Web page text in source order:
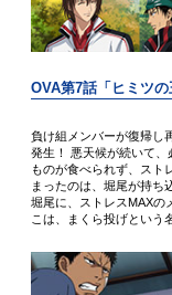
OVA第7話「ヒミツの
負け組メンバーが復帰し
発生！ 悪天候が続いて
ものが食べられず、スト
まったのは、堀尾が持ち
堀尾に、ストレスMAXの
こは、まくら投げという